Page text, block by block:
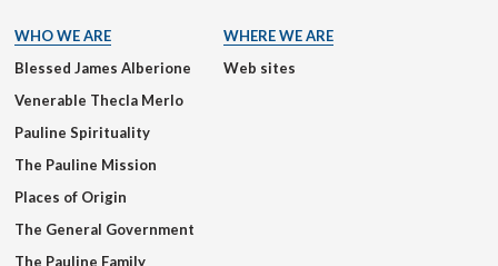
WHO WE ARE
Blessed James Alberione
Venerable Thecla Merlo
Pauline Spirituality
The Pauline Mission
Places of Origin
The General Government
The Pauline Family
WHERE WE ARE
Web sites